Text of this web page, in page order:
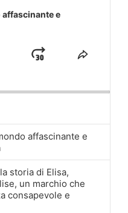
e
JumpShare
affascinante e
storia di Elisa,
un marchio che
consapevole e